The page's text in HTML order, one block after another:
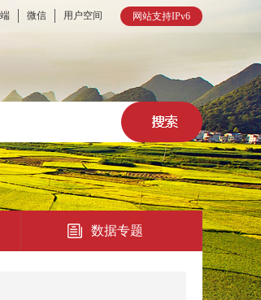
网站支持IPv6
微信 用户空间
数据专题